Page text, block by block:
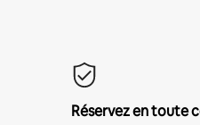
Réservez en toute